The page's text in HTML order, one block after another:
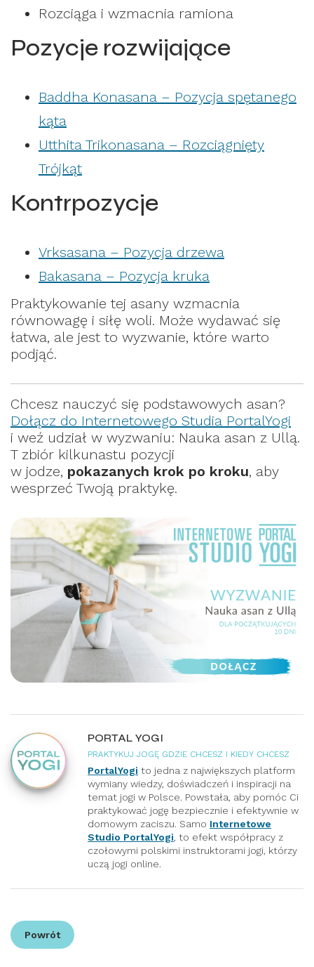
Rozciąga i wzmacnia ramiona
Pozycje rozwijające
Baddha Konasana – Pozycja spętanego
kąta
Utthita Trikonasana – Rozciągnięty
Trójkąt
Kontrpozycje
Vrksasana – Pozycja drzewa
Bakasana – Pozycja kruka
Praktykowanie tej asany wzmacnia
równowagę i siłę woli. Może wydawać się
łatwa, ale jest to wyzwanie, które warto
podjąć.
Chcesz nauczyć się podstawowych asan?
Dołącz do Internetowego Studia PortalYogi
i weź udział w wyzwaniu: Nauka asan z Ullą.
T zbiór kilkunastu pozycji
w jodze, pokazanych krok po kroku, aby
wesprzeć Twoją praktykę.
PORTAL YOGI
PRAKTYKUJ JOGĘ GDZIE CHCESZ I KIEDY CHCESZ
PortalYogi to jedna z największych platform
wymiany wiedzy, doświadczeń i inspiracji na
temat jogi w Polsce. Powstała, aby pomóc Ci
praktykować jogę bezpiecznie i efektywnie w
domowym zaciszu. Samo Internetowe
Studio PortalYogi, to efekt współpracy z
czołowymi polskimi instruktorami jogi, którzy
uczą jogi online.
Powrót